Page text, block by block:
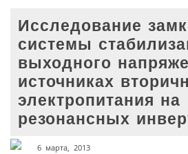
Исследование
системы
выходного
источниках
электропитания на
резонансных
6 марта, 2013